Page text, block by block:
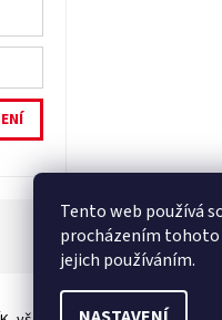
Tento web používá
procházením tohoto
jejich používáním.